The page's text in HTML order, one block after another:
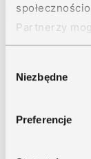
Partnerzy
danymi
zgody
Niezbędne
Preferencje
tworzymy